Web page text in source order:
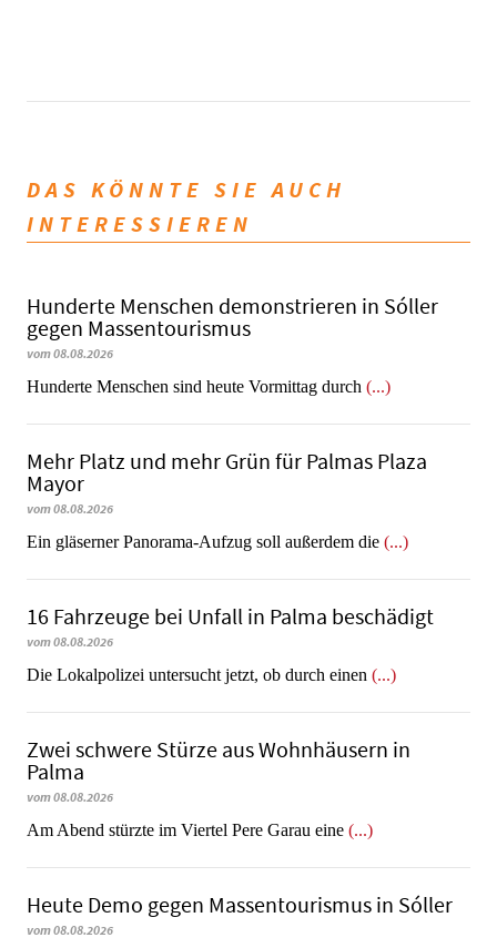
DAS KÖNNTE SIE AUCH
INTERESSIEREN
Hunderte Menschen demonstrieren in Sóller
gegen Massentourismus
vom 08.08.2026
Hunderte Menschen sind heute Vormittag durch (...)
Mehr Platz und mehr Grün für Palmas Plaza
Mayor
vom 08.08.2026
Ein gläserner Panorama-Aufzug soll außerdem die (...)
16 Fahrzeuge bei Unfall in Palma beschädigt
vom 08.08.2026
Die Lokalpolizei untersucht jetzt, ob durch einen (...)
Zwei schwere Stürze aus Wohnhäusern in
Palma
vom 08.08.2026
Am Abend stürzte im Viertel Pere Garau eine (...)
Heute Demo gegen Massentourismus in Sóller
vom 08.08.2026